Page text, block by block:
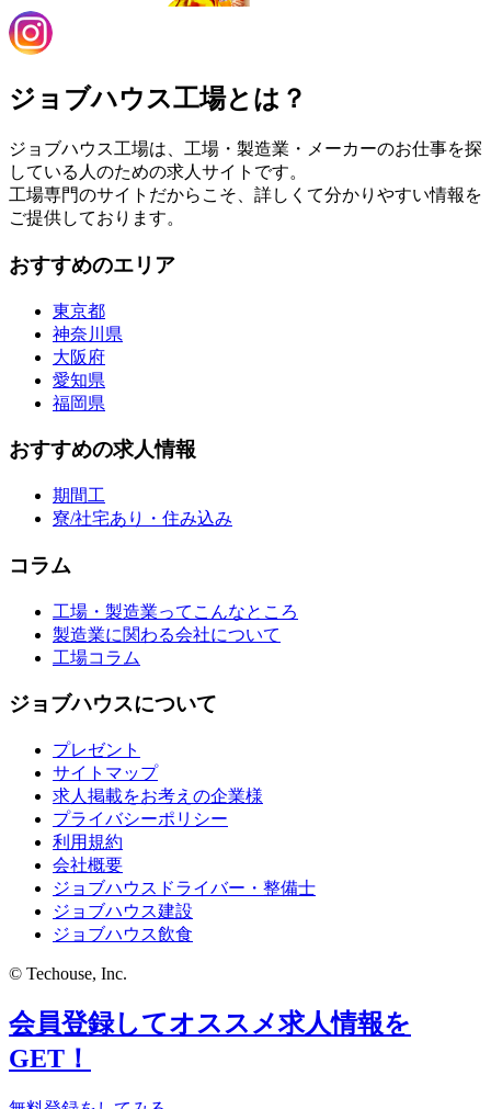
ジョブハウス工場とは？
ジョブハウス工場は、工場・製造業・メーカーのお仕事を探
している人のための求人サイトです。
工場専門のサイトだからこそ、詳しくて分かりやすい情報を
ご提供しております。
おすすめのエリア
東京都
神奈川県
大阪府
愛知県
福岡県
おすすめの求人情報
期間工
寮/社宅あり・住み込み
コラム
工場・製造業ってこんなところ
製造業に関わる会社について
工場コラム
ジョブハウスについて
プレゼント
サイトマップ
求人掲載をお考えの企業様
プライバシーポリシー
利用規約
会社概要
ジョブハウスドライバー・整備士
ジョブハウス建設
ジョブハウス飲食
© Techouse, Inc.
会員登録してオススメ求人情報を
GET！